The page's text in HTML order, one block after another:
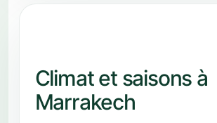
Climat et saisons à
Marrakech